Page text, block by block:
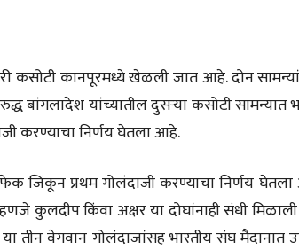
कसोटी कानपूरमध्ये खेळली जात आहे. दोन
बांगलादेश यांच्यातील दुसऱ्या कसोटी सामन्यात
करण्याचा निर्णय घेतला आहे.
जिंकून प्रथम गोलंदाजी करण्याचा निर्णय घेतला
कुलदीप किंवा अक्षर या दोघांनाही संधी मिळाली
तीन वेगवान गोलंदाजांसह भारतीय संघ मैदानात